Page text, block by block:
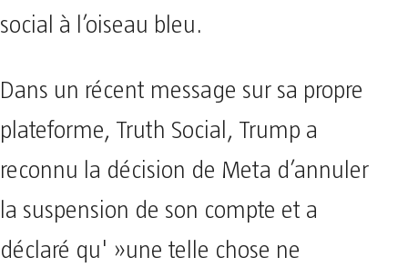
social à l’oiseau bleu.
Dans un récent message sur sa propre
plateforme, Truth Social, Trump a
reconnu la décision de Meta d’annuler
la suspension de son compte et a
déclaré qu' »une telle chose ne